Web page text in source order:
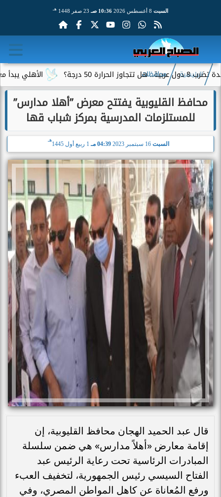
السبت 10:36 صـ 23 صفر 1448 هـ
الأهلي يبدأ معسكر الرئيسية محافظات
محافظ القليوبية يفتتح معرض ”أهلا مدارس”
للمستلزمات المدرسية بمركز شباب قها
السبت 04:39 مـ 1 ربيع أول 1445
هـ
قال عبد الحميد الهجان محافظ القليوبية، إن
إقامة معارض «أهلاً مدارس» هي ضمن سلسلة
المبادرات الرئاسية تحت رعاية الرئيس عبد
الفتاح السيسي رئيس الجمهورية، لتخفيف العبء
ورفع المُعاناة عن كاهل المواطن المصري، وفي